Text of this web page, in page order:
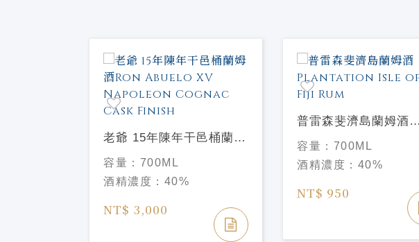
老爺 15年陳年干邑桶蘭姆
酒Ron Abuelo XV
Napoleon Cognac Cask
Finish
容量： 700ML
酒精濃度： 40%
NT$ 3,000
普雷森斐濟島蘭姆酒
Plantation Isle of Fiji
Rum
容量： 700ML
酒精濃度： 40%
NT$ 950